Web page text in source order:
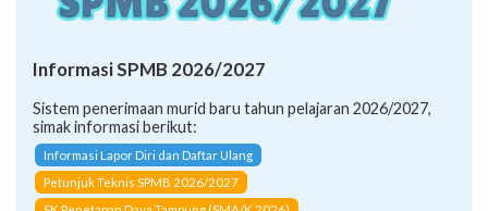
Informasi SPMB 2026/2027
Sistem penerimaan murid baru tahun pelajaran 2026/2027,
simak informasi berikut:
Informasi Lapor Diri dan Daftar Ulang
Petunjuk Teknis SPMB 2026/2027